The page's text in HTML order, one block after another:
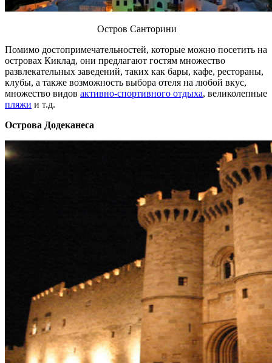
Остров Санторини
Помимо достопримечательностей, которые можно посетить на
островах Киклад, они предлагают гостям множество
развлекательных заведений, таких как бары, кафе, рестораны,
клубы, а также возможность выбора отеля на любой вкус,
множество видов активно-спортивного отдыха, великолепные
пляжи и т.д.
Острова Додеканеса